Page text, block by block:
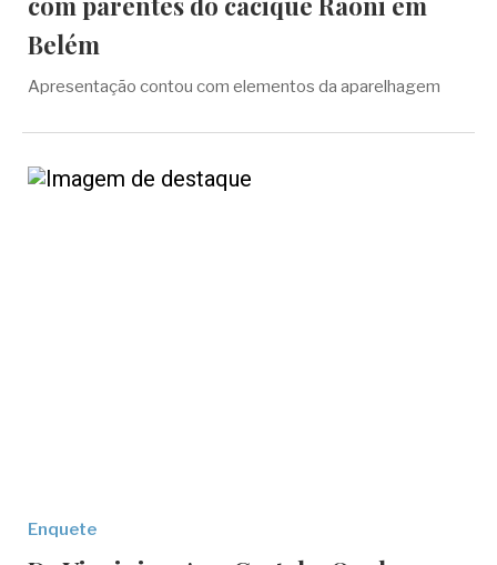
Belém
Apresentação contou com elementos da aparelhagem
Enquete